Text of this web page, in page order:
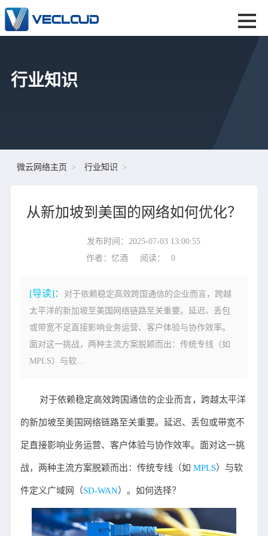
行业知识
微云网络主页 行业知识
从新加坡到美国的网络如何优化？
发布时间：2025-07-03 13:00:55
作者：忆酒
阅读： 0
[导读]：
对于依赖稳定高效跨国通信的企业而言，跨越
太平洋的新加坡至美国网络链路至关重要。延迟、丢包
或带宽不足直接影响业务运营、客户体验与协作效率。
面对这一挑战，两种主流方案脱颖而出：传统专线（如
MPLS）与软...
对于依赖稳定高效跨国通信的企业而言，跨越太平洋
的新加坡至美国网络链路至关重要。延迟、丢包或带宽不
足直接影响业务运营、客户体验与协作效率。面对这一挑
战，两种主流方案脱颖而出：传统专线（如MPLS）与软
件定义广域网（SD-WAN）。如何选择？